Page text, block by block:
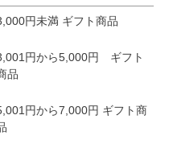
円未満 ギフト商品
円から5,000円 ギフト
品
円から7,000円 ギフト商